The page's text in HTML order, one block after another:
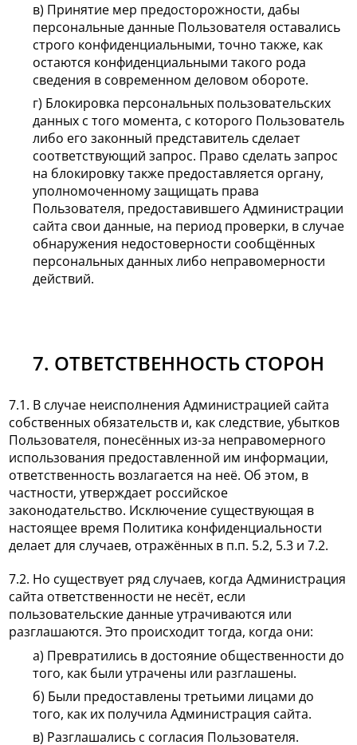
в) Принятие мер предосторожности, дабы
персональные данные Пользователя оставались
строго конфиденциальными, точно также, как
остаются конфиденциальными такого рода
сведения в современном деловом обороте.
г) Блокировка персональных пользовательских
данных с того момента, с которого Пользователь
либо его законный представитель сделает
соответствующий запрос. Право сделать запрос
на блокировку также предоставляется органу,
уполномоченному защищать права
Пользователя, предоставившего Администрации
сайта свои данные, на период проверки, в случае
обнаружения недостоверности сообщённых
персональных данных либо неправомерности
действий.
7. ОТВЕТСТВЕННОСТЬ СТОРОН
7.1. В случае неисполнения Администрацией сайта
собственных обязательств и, как следствие, убытков
Пользователя, понесённых из-за неправомерного
использования предоставленной им информации,
ответственность возлагается на неё. Об этом, в
частности, утверждает российское
законодательство. Исключение существующая в
настоящее время Политика конфиденциальности
делает для случаев, отражённых в п.п. 5.2, 5.3 и 7.2.
7.2. Но существует ряд случаев, когда Администрация
сайта ответственности не несёт, если
пользовательские данные утрачиваются или
разглашаются. Это происходит тогда, когда они:
а) Превратились в достояние общественности до
того, как были утрачены или разглашены.
б) Были предоставлены третьими лицами до
того, как их получила Администрация сайта.
в) Разглашались с согласия Пользователя.